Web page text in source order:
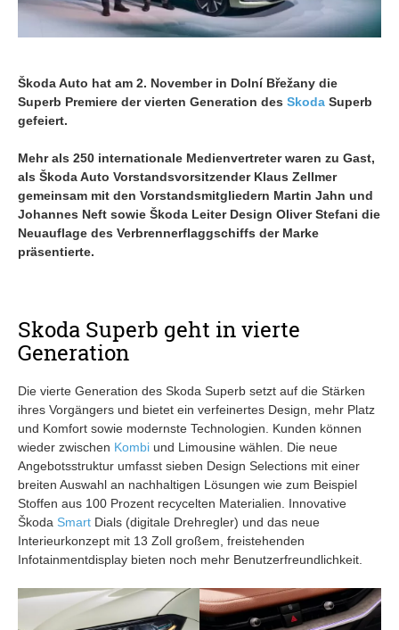
Škoda Auto hat am 2. November in Dolní Břežany die
Superb Premiere der vierten Generation des Skoda Superb
gefeiert.
Mehr als 250 internationale Medienvertreter waren zu Gast,
als Škoda Auto Vorstandsvorsitzender Klaus Zellmer
gemeinsam mit den Vorstandsmitgliedern Martin Jahn und
Johannes Neft sowie Škoda Leiter Design Oliver Stefani die
Neuauflage des Verbrennerflaggschiffs der Marke
präsentierte.
Skoda Superb geht in vierte
Generation
Die vierte Generation des Skoda Superb setzt auf die Stärken
ihres Vorgängers und bietet ein verfeinertes Design, mehr Platz
und Komfort sowie modernste Technologien. Kunden können
wieder zwischen Kombi und Limousine wählen. Die neue
Angebotsstruktur umfasst sieben Design Selections mit einer
breiten Auswahl an nachhaltigen Lösungen wie zum Beispiel
Stoffen aus 100 Prozent recycelten Materialien. Innovative
Škoda Smart Dials (digitale Drehregler) und das neue
Interieurkonzept mit 13 Zoll großem, freistehenden
Infotainmentdisplay bieten noch mehr Benutzerfreundlichkeit.